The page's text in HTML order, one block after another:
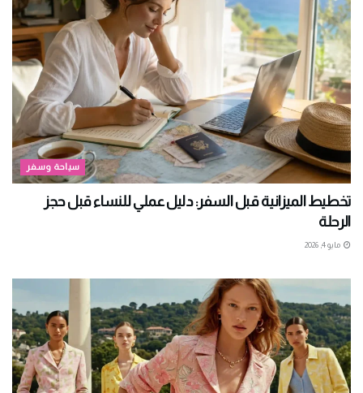
سياحة وسفر
تخطيط الميزانية قبل السفر: دليل عملي للنساء قبل حجز
الرحلة
مايو 4, 2026